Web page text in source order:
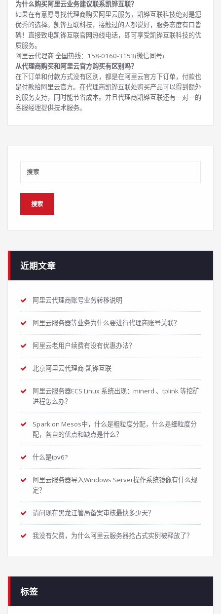
为什么购买阿里云业务建议联系凯铧互联？
如果在有意愿寻找代理商购买阿里云服务，凯铧互联科技绝对是您
优秀的选择。凯铧互联科技，接触过的人都说好，服务态度有口皆
碑！直接致电凯铧互联官网热线电话，即可享受凯铧互联科技的优
质服务。
阿里云代理商 全国热线：158-0160-3153(微信同号)
从代理商购买和阿里云官方购买有区别吗？
在下订单和付款方式没有区别，都是在阿里云官方下订单，付款也
是付款给阿里云官方。在代理商凯铧互联处购买产品可以得到额外
的服务支持，同时能节省成本。并且代理商凯铧互联还有一对一的
客服经理提供技术服务。
近期文章
阿里云代理商账号业务转移说明
阿里云服务器等业务为什么要进行代理商账号关联？
阿里云老用户续费有没有优惠办法？
北京阿里云代理商-凯铧互联
阿里云服务器ECS Linux 系统出现：minerd 、tplink 等挖矿
进程怎么办？
Spark on Mesos中，什么是粗粒度分配，什么是细粒度分
配，各自的优点和缺点是什么？
什么是ipv6?
阿里云服务器导入Windows Server操作系统镜像有什么规
定？
请问现在黑龙江管局备案审核最快多少天？
我没有欠费，为什么阿里云服务器抢占式实例被释放了？
标签